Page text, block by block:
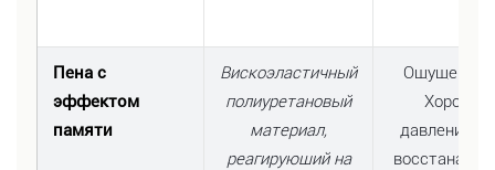
Пена с
эффектом
памяти
Вискоэластичный
полиуретановый
материал,
реагирующий на
Ощущение
Хорошо
давление,